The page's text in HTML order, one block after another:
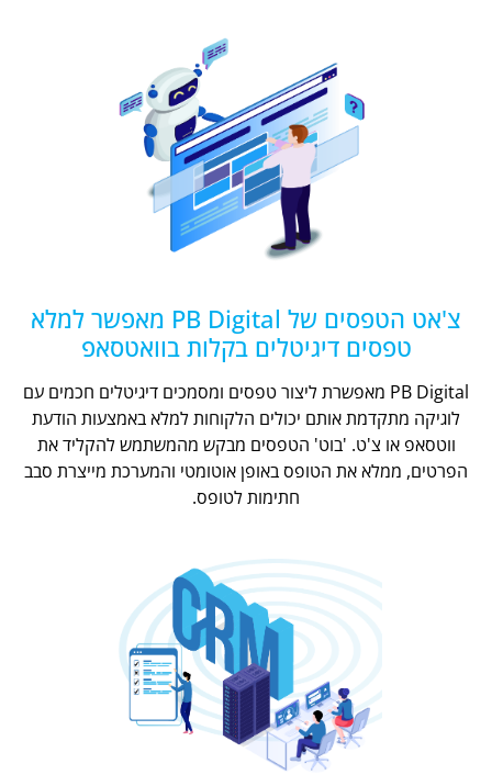
צ'אט הטפסים של PB Digital מאפשר למלא
טפסים דיגיטלים בקלות בוואטסאפ
PB Digital מאפשרת ליצור טפסים ומסמכים דיגיטלים חכמים עם
לוגיקה מתקדמת אותם יכולים הלקוחות למלא באמצעות הודעת
ווטסאפ או צ'ט. 'בוט' הטפסים מבקש מהמשתמש להקליד את
הפרטים, ממלא את הטופס באופן אוטומטי והמערכת מייצרת סבב
חתימות לטופס.